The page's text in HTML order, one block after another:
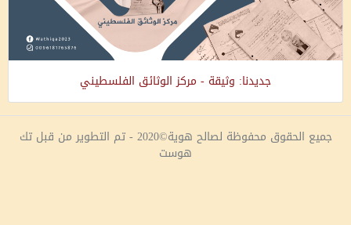
جديدنا: وثيقة - مركز الوثائق الفلسطيني
جميع الحقوق محفوظة لصالح هوية©2020 - تم التطوير من قبل تك
هوست